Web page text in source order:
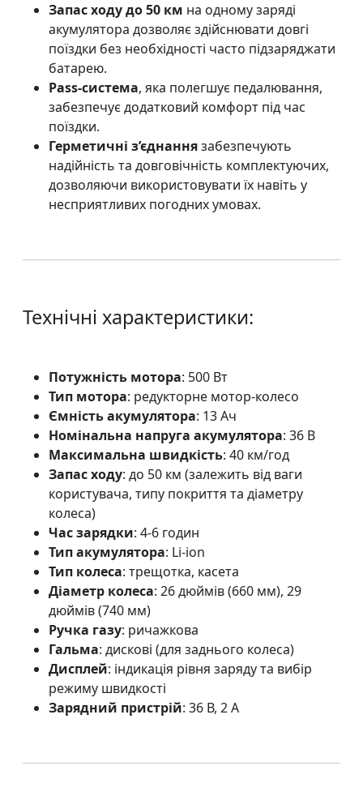
Запас ходу до 50 км на одному заряді
акумулятора дозволяє здійснювати довгі
поїздки без необхідності часто підзаряджати
батарею.
Pass-система, яка полегшує педалювання,
забезпечує додатковий комфорт під час
поїздки.
Герметичні з’єднаннязабезпечують
надійність та довговічність комплектуючих,
дозволяючи використовувати їх навіть у
несприятливих погодних умовах.
Технічні характеристики:
Потужність мотора: 500 Вт
Тип мотора: редукторне мотор-колесо
Ємність акумулятора: 13 Ач
Номінальна напруга акумулятора: 36 В
Максимальна швидкість: 40 км/год
Запас ходу: до 50 км (залежить від ваги
користувача, типу покриття та діаметру
колеса)
Час зарядки: 4-6 годин
Тип акумулятора: Li-ion
Тип колеса: трещотка, касета
Діаметр колеса: 26 дюймів (660 мм), 29
дюймів (740 мм)
Ручка газу: ричажкова
Гальма: дискові (для заднього колеса)
Дисплей: індикація рівня заряду та вибір
режиму швидкості
Зарядний пристрій: 36 В, 2 А